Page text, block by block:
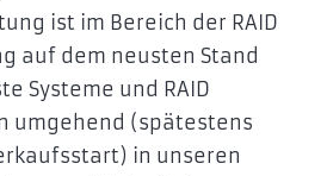
ist im Bereich der RAID
auf dem neusten Stand
Systeme und RAID
umgehend (spätestens
in unseren